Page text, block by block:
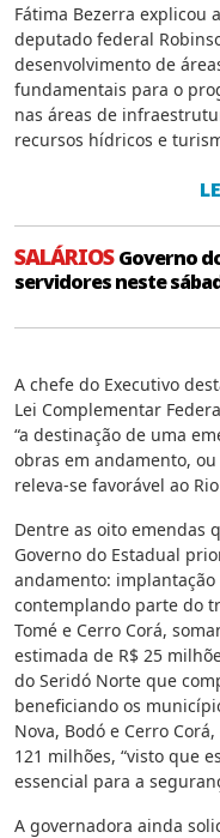
Fátima Bezerra explicou
deputado federal
desenvolvimento de
fundamentais para o
nas áreas de
recursos hídricos e
SALÁRIOSGoverno
servidores neste
A chefe do Executivo
Lei Complementar
“a destinação de uma
obras em andamento,
releva-se favorável ao
Dentre as oito emendas
Governo do Estadual
andamento:
contemplando parte do
Tomé e Cerro Corá,
estimada de R$ 25
do Seridó Norte que
beneficiando os
Nova, Bodó e Cerro
121 milhões, “visto que
essencial para a
A governadora ainda